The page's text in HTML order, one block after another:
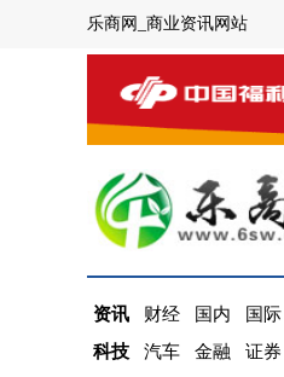
乐商网_商业资讯网站
资讯 财经 国内 国际
科技
汽车 金融 证券